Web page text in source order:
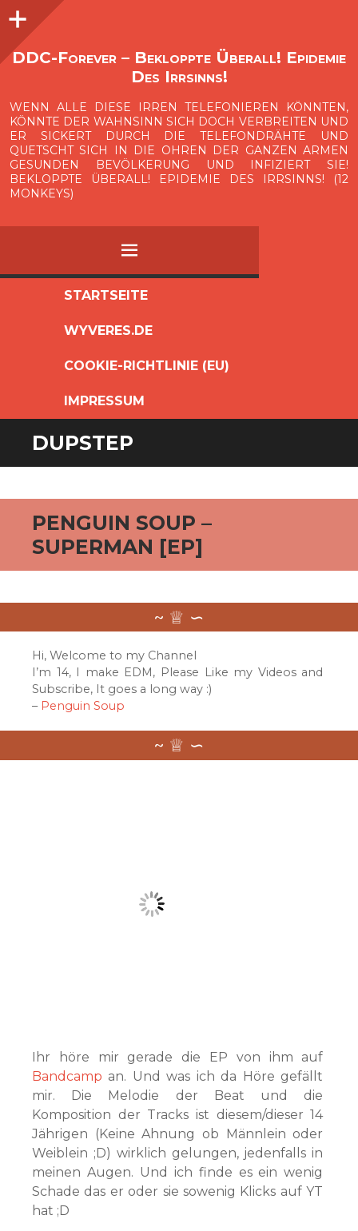
O
p
e
n
i
d
e
b
a
DDC-Forever – Bekloppte Überall! Epidemie
Des Irrsinns!
WENN ALLE DIESE IRREN TELEFONIEREN KÖNNTEN,
KÖNNTE DER WAHNSINN SICH DOCH VERBREITEN UND
ER SICKERT DURCH DIE TELEFONDRÄHTE UND
QUETSCHT SICH IN DIE OHREN DER GANZEN ARMEN
GESUNDEN BEVÖLKERUNG UND INFIZIERT SIE!
BEKLOPPTE ÜBERALL! EPIDEMIE DES IRRSINNS! (12
MONKEYS)
MENÜ
SPRINGEN
STARTSEITE
WYVERES.DE
COOKIE-RICHTLINIE (EU)
IMPRESSUM
Seitenleiste
DUPSTEP
PENGUIN SOUP –
SUPERMAN [EP]
Hi, Welcome to my Channel
I’m 14, I make EDM, Please Like my Videos and
Subscribe, It goes a long way :)
– Penguin Soup
Ihr höre mir gerade die EP von ihm auf
Bandcamp an. Und was ich da Höre gefällt
mir. Die Melodie der Beat und die
Komposition der Tracks ist diesem/dieser 14
Jährigen (Keine Ahnung ob Männlein oder
Weiblein ;D) wirklich gelungen, jedenfalls in
meinen Augen. Und ich finde es ein wenig
Schade das er oder sie sowenig Klicks auf YT
hat ;D